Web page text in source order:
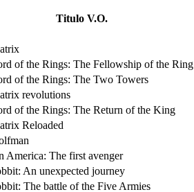
Titulo V.O.
of the Rings: The Fellowship of the Ring
of the Rings: The Two Towers
revolutions
of the Rings: The Return of the King
Reloaded
America: The first avenger
An unexpected journey
The battle of the Five Armies